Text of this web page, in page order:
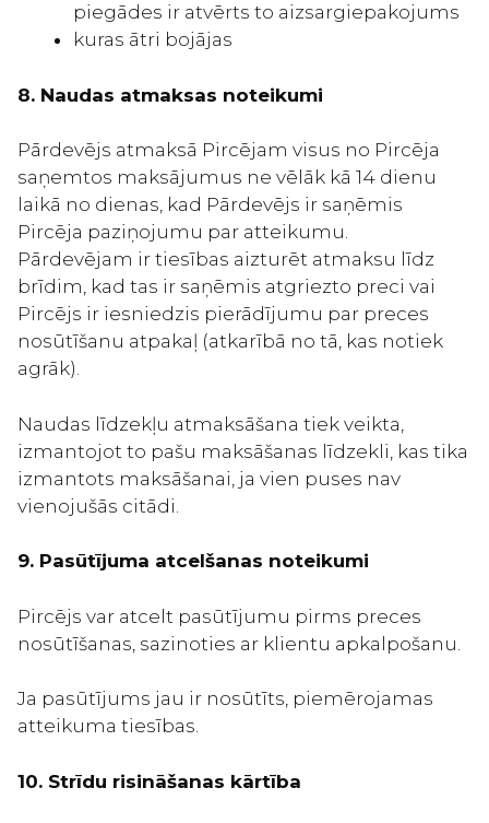
piegādes ir atvērts to aizsargiepakojums
kuras ātri bojājas
8. Naudas atmaksas noteikumi
Pārdevējs atmaksā Pircējam visus no Pircēja
saņemtos maksājumus ne vēlāk kā 14 dienu
laikā no dienas, kad Pārdevējs ir saņēmis
Pircēja paziņojumu par atteikumu.
Pārdevējam ir tiesības aizturēt atmaksu līdz
brīdim, kad tas ir saņēmis atgriezto preci vai
Pircējs ir iesniedzis pierādījumu par preces
nosūtīšanu atpakaļ (atkarībā no tā, kas notiek
agrāk).
Naudas līdzekļu atmaksāšana tiek veikta,
izmantojot to pašu maksāšanas līdzekli, kas tika
izmantots maksāšanai, ja vien puses nav
vienojušās citādi.
9. Pasūtījuma atcelšanas noteikumi
Pircējs var atcelt pasūtījumu pirms preces
nosūtīšanas, sazinoties ar klientu apkalpošanu.
Ja pasūtījums jau ir nosūtīts, piemērojamas
atteikuma tiesības.
10. Strīdu risināšanas kārtība